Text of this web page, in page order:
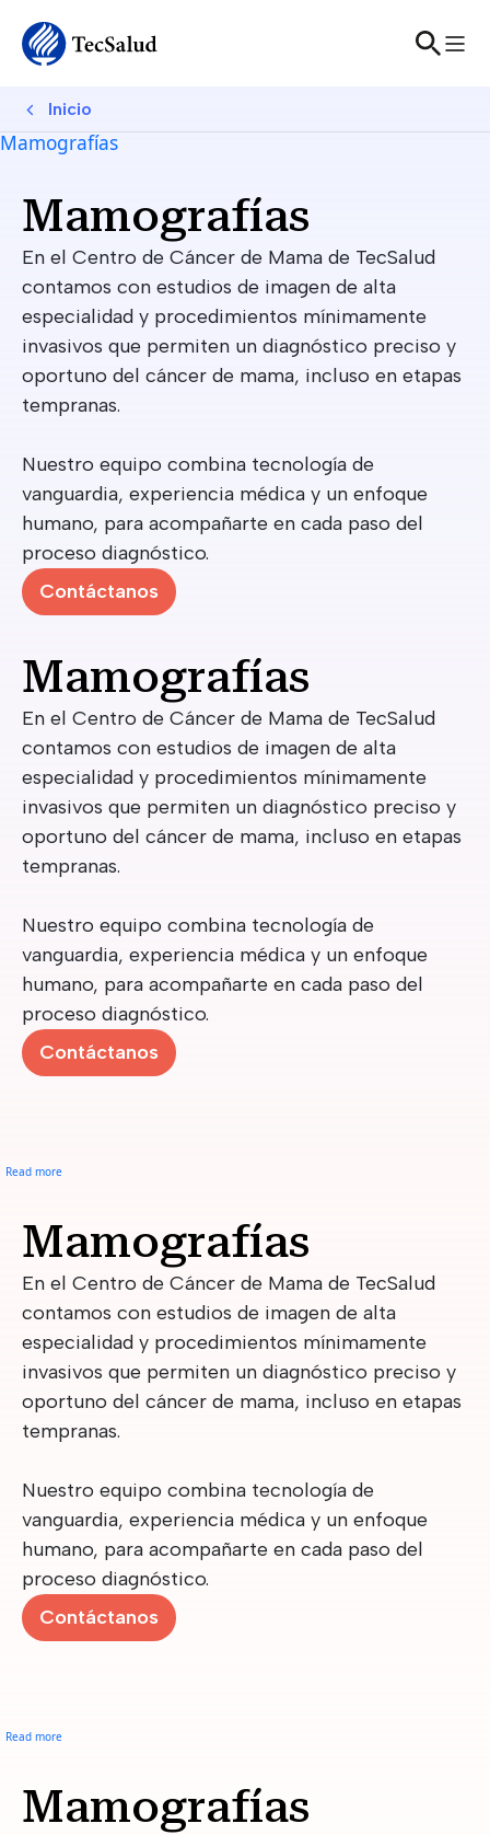
Breadcrumb
Inicio
Mamografías
Mamografías
En el Centro de Cáncer de Mama de TecSalud
contamos con estudios de imagen de alta
especialidad y procedimientos mínimamente
invasivos que permiten un diagnóstico preciso y
oportuno del cáncer de mama, incluso en etapas
tempranas.
Nuestro equipo combina tecnología de
vanguardia, experiencia médica y un enfoque
humano, para acompañarte en cada paso del
proceso diagnóstico.
Contáctanos
Mamografías
En el Centro de Cáncer de Mama de TecSalud
contamos con estudios de imagen de alta
especialidad y procedimientos mínimamente
invasivos que permiten un diagnóstico preciso y
oportuno del cáncer de mama, incluso en etapas
tempranas.
Nuestro equipo combina tecnología de
vanguardia, experiencia médica y un enfoque
humano, para acompañarte en cada paso del
proceso diagnóstico.
Contáctanos
Read moreabout Mamografías - Cuidados
Mamografías
En el Centro de Cáncer de Mama de TecSalud
contamos con estudios de imagen de alta
especialidad y procedimientos mínimamente
invasivos que permiten un diagnóstico preciso y
oportuno del cáncer de mama, incluso en etapas
tempranas.
Nuestro equipo combina tecnología de
vanguardia, experiencia médica y un enfoque
humano, para acompañarte en cada paso del
proceso diagnóstico.
Contáctanos
Read moreabout Mamografías - ¿Cómo se realiza?
Mamografías